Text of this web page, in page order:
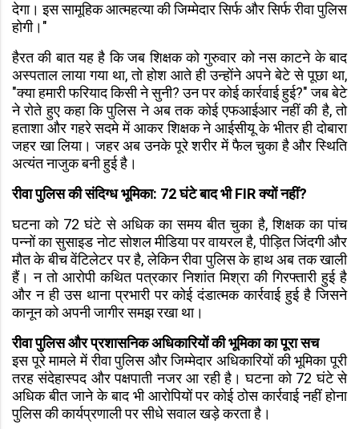
देगा। इस सामूहिक आत्महत्या की जिम्मेदार सिर्फ और सिर्फ रीवा पुलिस
होगी।"
हैरत की बात यह है कि जब शिक्षक को गुरुवार को नस काटने के बाद
अस्पताल लाया गया था, तो होश आते ही उन्होंने अपने बेटे से पूछा था,
"क्या हमारी फरियाद किसी ने सुनी? उन पर कोई कार्रवाई हुई?" जब बेटे
ने रोते हुए कहा कि पुलिस ने अब तक कोई एफआईआर नहीं की है, तो
हताशा और गहरे सदमे में आकर शिक्षक ने आईसीयू के भीतर ही दोबारा
जहर खा लिया। जहर अब उनके पूरे शरीर में फैल चुका है और स्थिति
अत्यंत नाजुक बनी हुई है।
रीवा पुलिस की संदिग्ध भूमिका: 72 घंटे बाद भी FIR क्यों नहीं?
घटना को 72 घंटे से अधिक का समय बीत चुका है, शिक्षक का पांच
पन्नों का सुसाइड नोट सोशल मीडिया पर वायरल है, पीड़ित जिंदगी और
मौत के बीच वेंटिलेटर पर है, लेकिन रीवा पुलिस के हाथ अब तक खाली
हैं। न तो आरोपी कथित पत्रकार निशांत मिश्रा की गिरफ्तारी हुई है
और न ही उस थाना प्रभारी पर कोई दंडात्मक कार्रवाई हुई है जिसने
कानून को अपनी जागीर समझ रखा था।
रीवा पुलिस और प्रशासनिक अधिकारियों की भूमिका का पूरा सच
इस पूरे मामले में रीवा पुलिस और जिम्मेदार अधिकारियों की भूमिका पूरी
तरह संदेहास्पद और पक्षपाती नजर आ रही है। घटना को 72 घंटे से
अधिक बीत जाने के बाद भी आरोपियों पर कोई ठोस कार्रवाई नहीं होना
पुलिस की कार्यप्रणाली पर सीधे सवाल खड़े करता है।